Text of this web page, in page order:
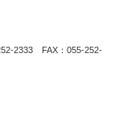
2333 FAX：055-252-